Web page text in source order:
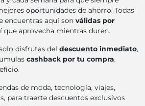
oportunidades de ahorro. Todas
encuentras aquí son válidas por
que aprovecha mientras duren.
disfrutas del descuento inmediato,
cashback por tu compra,
de moda, tecnología, viajes,
para traerte descuentos exclusivos